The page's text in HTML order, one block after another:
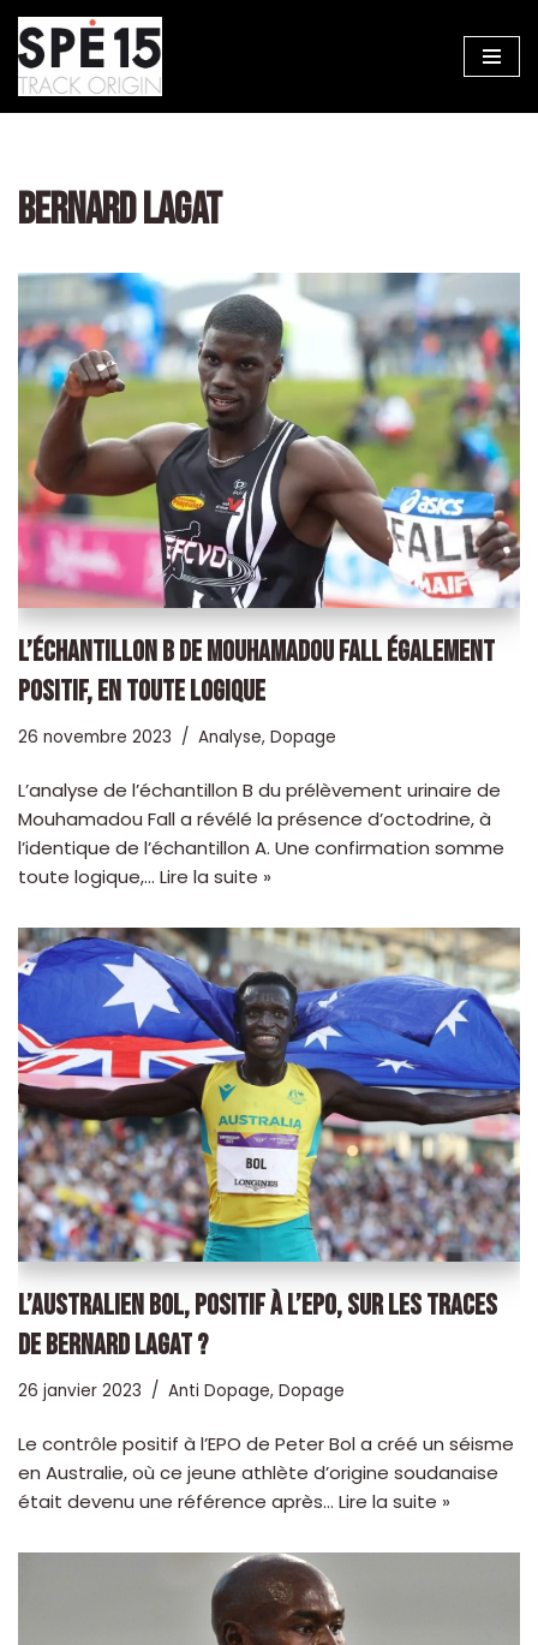
Aller
au
BERNARD LAGAT
L’ÉCHANTILLON B DE MOUHAMADOU FALL ÉGALEMENT
POSITIF, EN TOUTE LOGIQUE
26 novembre 2023 Analyse, Dopage
L’analyse de l’échantillon B du prélèvement urinaire de
Mouhamadou Fall a révélé la présence d’octodrine, à
l’identique de l’échantillon A. Une confirmation somme
toute logique,… Lire la suite »
L’AUSTRALIEN BOL, POSITIF À L’EPO, SUR LES TRACES
DE BERNARD LAGAT ?
26 janvier 2023 Anti Dopage, Dopage
Le contrôle positif à l’EPO de Peter Bol a créé un séisme
en Australie, où ce jeune athlète d’origine soudanaise
était devenu une référence après… Lire la suite »